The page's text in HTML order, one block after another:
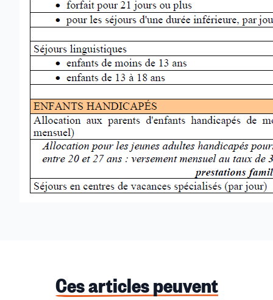
Ces articles peuvent